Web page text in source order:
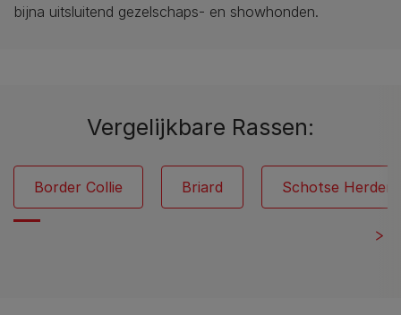
bijna uitsluitend gezelschaps- en showhonden.
Vergelijkbare Rassen:
Border Collie Briard Schotse